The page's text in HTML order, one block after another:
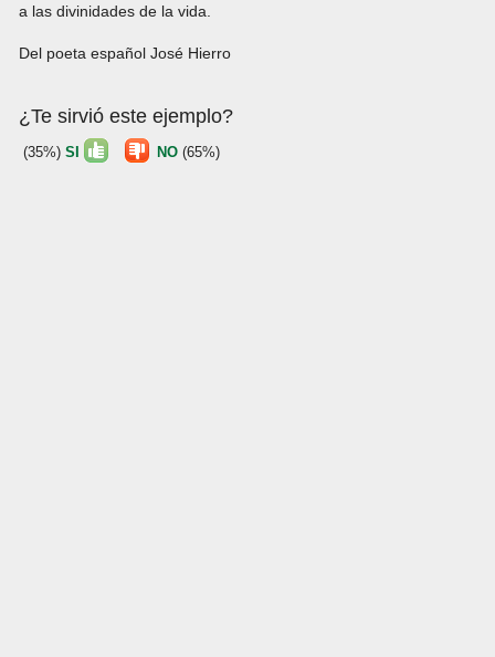
a las divinidades de la vida.
Del poeta español José Hierro
¿Te sirvió este ejemplo?
(35%) SI NO (65%)